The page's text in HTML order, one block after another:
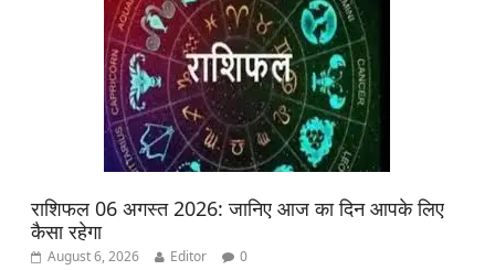
राशिफल 06 अगस्त 2026: जानिए आज का दिन आपके लिए
कैसा रहेगा
August 6, 2026 Editor 0